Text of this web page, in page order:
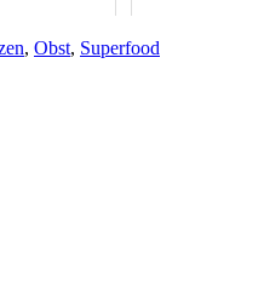
, Obst, Superfood